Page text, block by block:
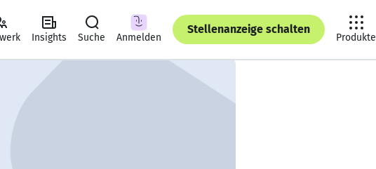
Insights Suche Anmelden
Stellenanzeige schalten
Produkte